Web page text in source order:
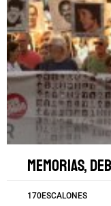
Memorias,
170ESCALONES